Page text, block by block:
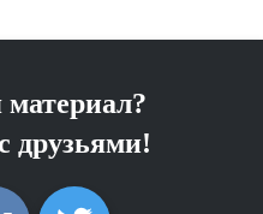
друзьями!